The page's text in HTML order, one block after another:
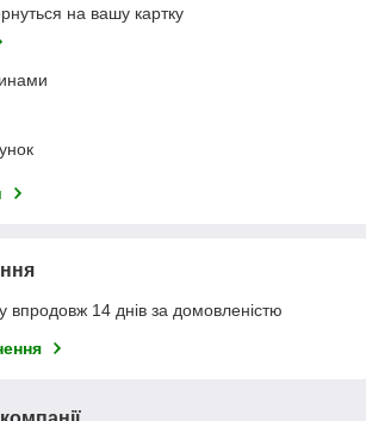
на вашу картку
впродовж 14 днів за домовленістю